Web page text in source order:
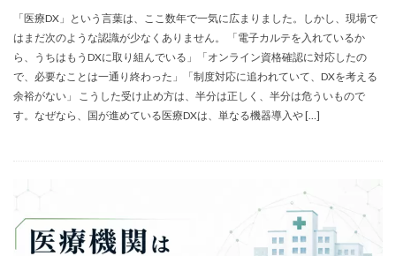
「医療DX」という言葉は、ここ数年で一気に広まりました。しかし、現場で
はまだ次のような認識が少なくありません。 「電子カルテを入れているか
ら、うちはもうDXに取り組んでいる」「オンライン資格確認に対応したの
で、必要なことは一通り終わった」「制度対応に追われていて、DXを考える
余裕がない」 こうした受け止め方は、半分は正しく、半分は危ういもので
す。なぜなら、国が進めている医療DXは、単なる機器導入や […]